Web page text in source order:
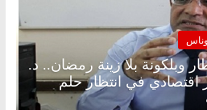
وبلكونة بلا زينة رمضان.. د.
اقتصادي في انتظار حلم